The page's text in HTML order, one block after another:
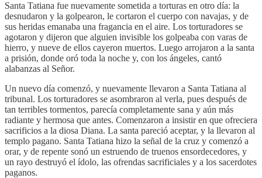
Santa Tatiana fue nuevamente sometida a torturas en otro día: la
desnudaron y la golpearon, le cortaron el cuerpo con navajas, y de
sus heridas emanaba una fragancia en el aire. Los torturadores se
agotaron y dijeron que alguien invisible los golpeaba con varas de
hierro, y nueve de ellos cayeron muertos. Luego arrojaron a la santa
a prisión, donde oró toda la noche y, con los ángeles, cantó
alabanzas al Señor.
Un nuevo día comenzó, y nuevamente llevaron a Santa Tatiana al
tribunal. Los torturadores se asombraron al verla, pues después de
tan terribles tormentos, parecía completamente sana y aún más
radiante y hermosa que antes. Comenzaron a insistir en que ofreciera
sacrificios a la diosa Diana. La santa pareció aceptar, y la llevaron al
templo pagano. Santa Tatiana hizo la señal de la cruz y comenzó a
orar, y de repente sonó un estruendo de truenos ensordecedores, y
un rayo destruyó el ídolo, las ofrendas sacrificiales y a los sacerdotes
paganos.